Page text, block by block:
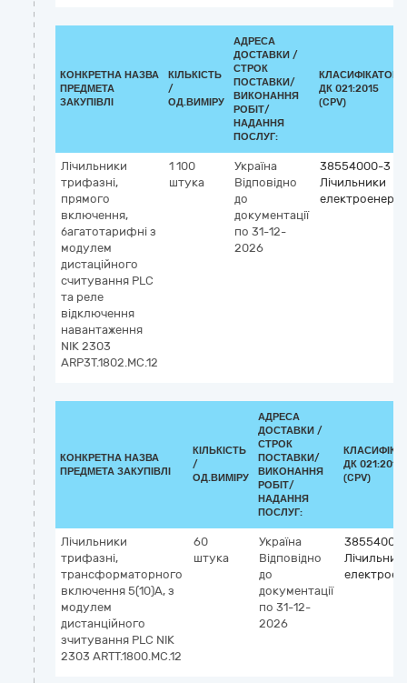
КОНКРЕТНА НАЗВА
ПРЕДМЕТА
ЗАКУПІВЛІ
КІЛЬКІСТЬ
/
ОД.ВИМІРУ
АДРЕСА
ДОСТАВКИ /
СТРОК
ПОСТАВКИ/
ВИКОНАННЯ
РОБІТ/
НАДАННЯ
ПОСЛУГ:
КЛАСИФІКАТОР
ДК 021:2015
(CPV)
Лічильники
трифазні,
прямого
включення,
багатотарифні з
модулем
дистаційного
считування PLC
та реле
відключення
навантаження
NIK 2303
ARP3T.1802.MC.12
1 100
штука
Україна
Відповідно
до
документації
по 31-12-
2026
38554000-3
Лічильники
електроенергії
КОНКРЕТНА НАЗВА
ПРЕДМЕТА ЗАКУПІВЛІ
КІЛЬКІСТЬ
/
ОД.ВИМІРУ
АДРЕСА
ДОСТАВКИ /
СТРОК
ПОСТАВКИ/
ВИКОНАННЯ
РОБІТ/
НАДАННЯ
ПОСЛУГ:
ДК 021:2015
(CPV)
Лічильники
трифазні,
трансформаторного
включення 5(10)А, з
модулем
дистанційного
зчитування PLC NIK
2303 ARTT.1800.MС.12
60
штука
Україна
Відповідно
до
документації
по 31-12-
2026